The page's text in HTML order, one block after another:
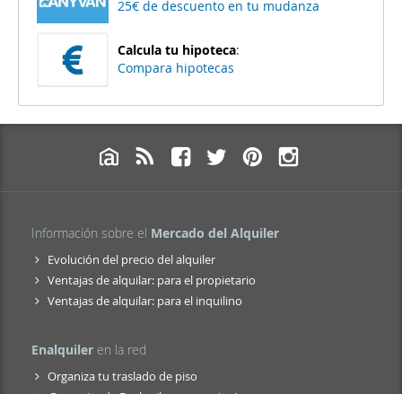
25€ de descuento en tu mudanza
Calcula tu hipoteca:
Compara hipotecas
Información sobre el Mercado del Alquiler
Evolución del precio del alquiler
Ventajas de alquilar: para el propietario
Ventajas de alquilar: para el inquilino
Enalquiler en la red
Organiza tu traslado de piso